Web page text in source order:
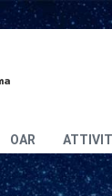
OAR